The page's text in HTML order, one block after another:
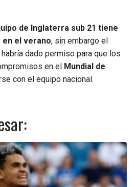
de Inglaterra sub 21 tiene
el verano, sin embargo el
dado permiso para que los
en el Mundial de
con el equipo nacional.